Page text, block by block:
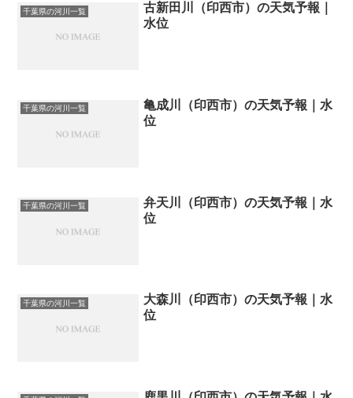
千葉県の河川一覧
古新田川（印西市）の天気予報｜
水位
千葉県の河川一覧
亀成川（印西市）の天気予報｜水
位
千葉県の河川一覧
弁天川（印西市）の天気予報｜水
位
千葉県の河川一覧
大森川（印西市）の天気予報｜水
位